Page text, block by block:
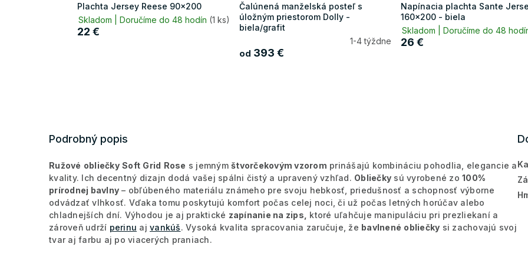
Plachta Jersey Reese 90x200
Skladom | Doručíme do 48 hodín (1 ks)
22 €
Čalúnená manželská posteľ s
úložným priestorom Dolly -
biela/grafit
1-4 týždne
od 393 €
Napínacia plachta Sante
160x200 - biela
Skladom | Doručíme do 48
26 €
Podrobný popis
Ružové obliečky Soft Grid Rose s jemným štvorčekovým vzorom prinášajú kombináciu pohodlia, elegancie a
kvality. Ich decentný dizajn dodá vašej spálni čistý a upravený vzhľad. Obliečky sú vyrobené zo 100%
prírodnej bavlny – obľúbeného materiálu známeho pre svoju hebkosť, priedušnosť a schopnosť výborne
odvádzať vlhkosť. Vďaka tomu poskytujú komfort počas celej noci, či už počas letných horúčav alebo
chladnejších dní. Výhodou je aj praktické zapínanie na zips,
ktoré uľahčuje manipuláciu pri prezliekaní a
zároveň udrží perinu aj vankúš. Vysoká kvalita spracovania zaručuje, že bavlnené obliečky si zachovajú svoj
tvar aj farbu aj po viacerých praniach.